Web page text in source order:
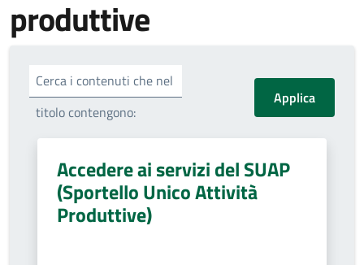
produttive
Cerca i contenuti che nel
titolo contengono:
Accedere ai servizi del SUAP
(Sportello Unico Attività
Produttive)